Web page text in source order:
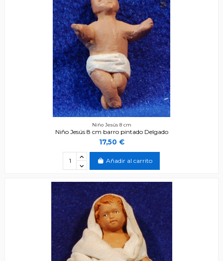
Niño Jesús 8 cm
Niño Jesús 8 cm barro pintado Delgado
17,50 €
Añadir al carrito